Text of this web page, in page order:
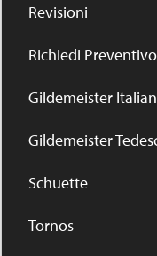
Revisioni
Richiedi Preventivo
Gildemeister
Gildemeister
Schuette
Tornos